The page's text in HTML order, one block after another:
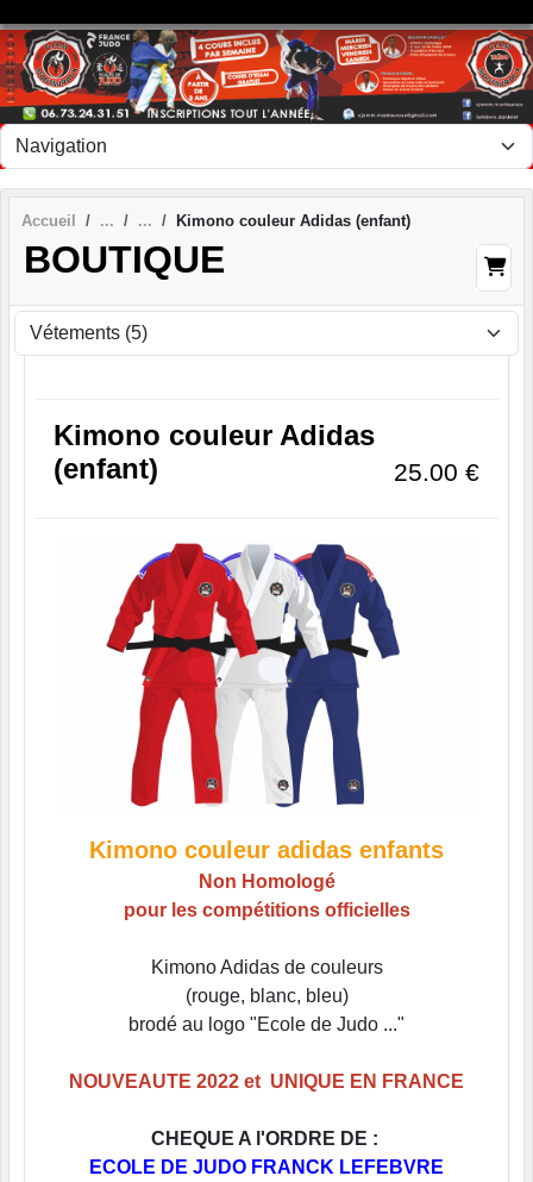
Accueil Kimono couleur Adidas (enfant)
BOUTIQUE
Kimono couleur Adidas
(enfant)
25.00 €
Kimono couleur adidas enfants
Non Homologé
pour les compétitions officielles
Kimono Adidas de couleurs
(rouge, blanc, bleu)
brodé au logo "Ecole de Judo ..."
NOUVEAUTE 2022 et UNIQUE EN FRANCE
CHEQUE A l'ORDRE DE :
ECOLE DE JUDO FRANCK LEFEBVRE